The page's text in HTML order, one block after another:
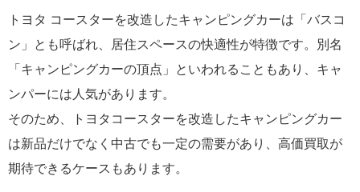
トヨタ コースターを改造したキャンピングカーは「バスコ
ン」とも呼ばれ、居住スペースの快適性が特徴です。別名
「キャンピングカーの頂点」といわれることもあり、キャ
ンパーには人気があります。
そのため、トヨタコースターを改造したキャンピングカー
は新品だけでなく中古でも一定の需要があり、高価買取が
期待できるケースもあります。